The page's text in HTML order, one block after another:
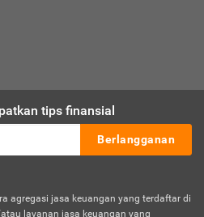
tips finansial
Berlangganan
agregasi jasa keuangan yang terdaftar di
layanan jasa keuangan yang